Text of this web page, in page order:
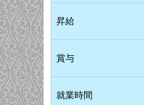
昇給
賞与
就業時間